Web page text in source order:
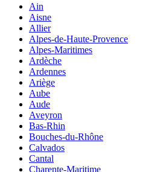
Ain
Aisne
Allier
Alpes-de-Haute-Provence
Alpes-Maritimes
Ardèche
Ardennes
Ariège
Aube
Aude
Aveyron
Bas-Rhin
Bouches-du-Rhône
Calvados
Cantal
Charente-Maritime